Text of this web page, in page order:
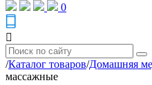
0
/Каталог товаров/Домашняя
массажные